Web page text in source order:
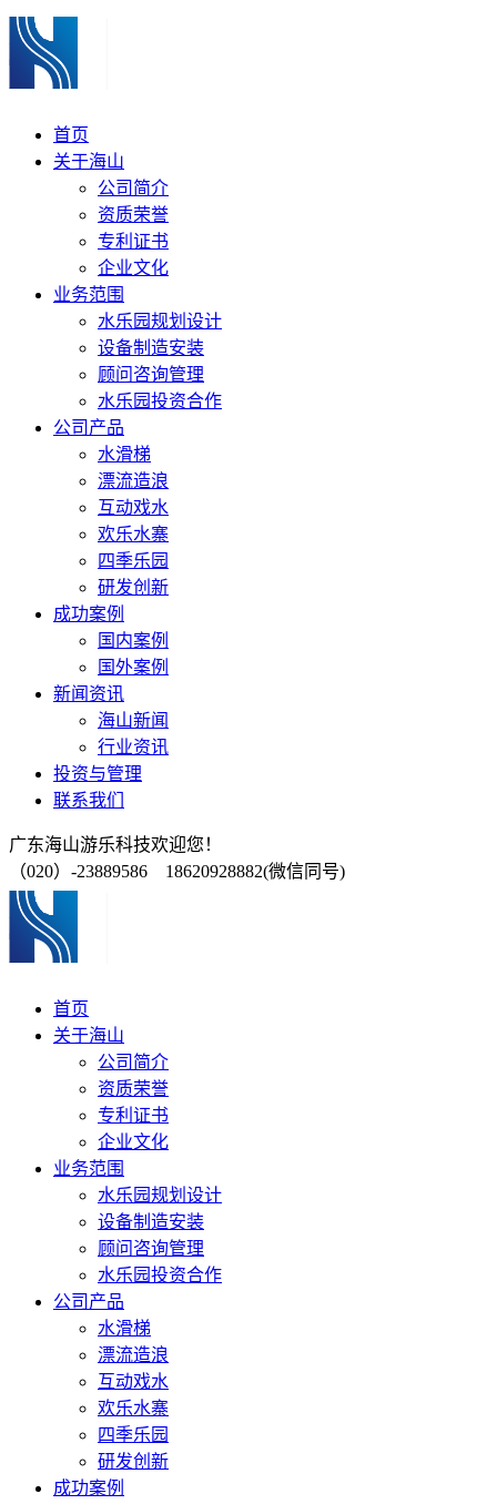
首页
关于海山
公司简介
资质荣誉
专利证书
企业文化
业务范围
水乐园规划设计
设备制造安装
顾问咨询管理
水乐园投资合作
公司产品
水滑梯
漂流造浪
互动戏水
欢乐水寨
四季乐园
研发创新
成功案例
国内案例
国外案例
新闻资讯
海山新闻
行业资讯
投资与管理
联系我们
广东海山游乐科技欢迎您！
（020）-23889586 18620928882(微信同号)
首页
关于海山
公司简介
资质荣誉
专利证书
企业文化
业务范围
水乐园规划设计
设备制造安装
顾问咨询管理
水乐园投资合作
公司产品
水滑梯
漂流造浪
互动戏水
欢乐水寨
四季乐园
研发创新
成功案例